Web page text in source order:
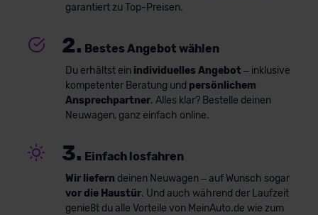
garantiert zu Top-Preisen.
2. Bestes Angebot wählen
Du erhältst ein individuelles Angebot – inklusive
kompetenter Beratung und persönlichem
Ansprechpartner. Alles klar? Bestelle deinen
Neuwagen, ganz einfach online.
3. Einfach losfahren
Wir liefern deinen Neuwagen – auf Wunsch sogar
vor die Haustür. Und auch während der Laufzeit
genießt du alle Vorteile von MeinAuto.de wie zum